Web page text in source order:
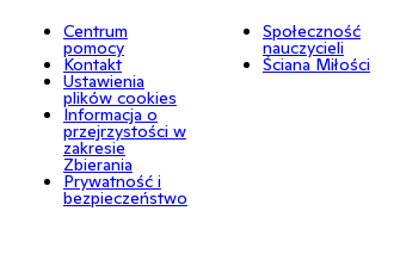
Centrum
pomocy
Kontakt
Ustawienia
plików cookies
Informacja o
przejrzystości w
zakresie
Zbierania
Prywatność i
bezpieczeństwo
Społeczność
nauczycieli
Ściana Miłości